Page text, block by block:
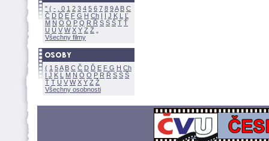
" ( - 0 1 2 3 4 5 6 7 8 9A B C
Č D Ď E F G H Ch I Í J K L
Ľ
M N O Ó P Q R Ř S Ś T Ť
U Ú V W X Y Z
Všechny filmy
( 1 5A B C Č D Ď E F G H Ch
I J K L M N Ó O P R Ř S Ś
Ť T U V W X Y Z
Všechny osobnosti